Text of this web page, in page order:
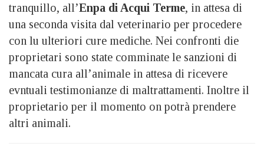
tranquillo, all’Enpa di Acqui Terme, in attesa di
una seconda visita dal veterinario per procedere
con lu ulteriori cure mediche. Nei confronti die
proprietari sono state comminate le sanzioni di
mancata cura all’animale in attesa di ricevere
evntuali testimonianze di maltrattamenti. Inoltre il
proprietario per il momento on potrà prendere
altri animali.